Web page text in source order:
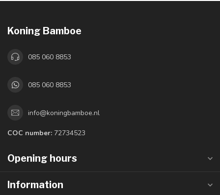
Koning Bamboe
085 060 8853
085 060 8853
info@koningbamboe.nl
COC number: 72734523
Opening hours
Information